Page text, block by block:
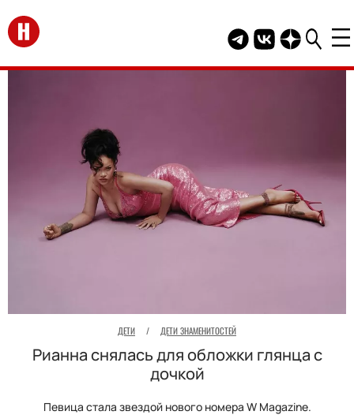
Перейти на главную
Telegram канал
Группа HELLO
Канал
ДЕТИ / ДЕТИ ЗНАМЕНИТОСТЕЙ
Рианна снялась для обложки глянца с
дочкой
Певица стала звездой нового номера W Magazine.